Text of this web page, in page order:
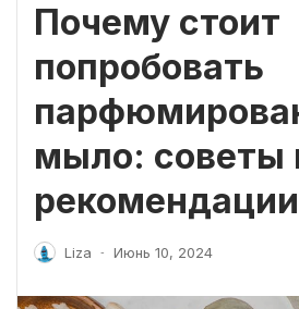
Почему стоит
попробовать
мыло: советы
рекомендации
Liza - Июнь 10, 2024